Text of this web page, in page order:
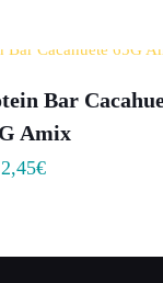
Bar
Amix
2,45€